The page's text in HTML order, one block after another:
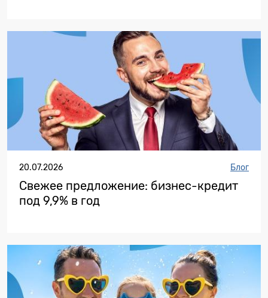
20.07.2026 Блог
Свежее предложение: бизнес-кредит
под 9,9% в год